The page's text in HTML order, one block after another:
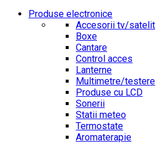
Produse electronice
Accesorii tv/satelit
Boxe
Cantare
Control acces
Lanterne
Multimetre/testere
Produse cu LCD
Sonerii
Statii meteo
Termostate
Aromaterapie